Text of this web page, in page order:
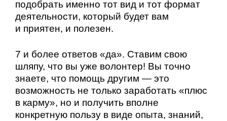
подобрать именно тот вид и тот формат
деятельности, который будет вам
и приятен, и полезен.
7 и более ответов «да». Ставим свою
шляпу, что вы уже волонтер! Вы точно
знаете, что помощь другим — это
возможность не только заработать «плюс
в карму», но и получить вполне
конкретную пользу в виде опыта, знаний,